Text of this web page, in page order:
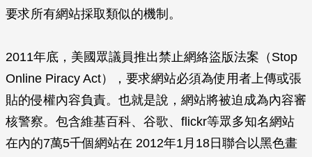
要求所有網站採取類似的機制。
2011年底，美國眾議員推出禁止網絡盜版法案（Stop
Online Piracy Act），要求網站必須為使用者上傳或張
貼的侵權內容負責。也就是說，網站將被迫成為內容審
核警察。包含維基百科、谷歌、flickr等眾多知名網站
在內的7萬5千個網站在 2012年1月18日聯合以黑色畫